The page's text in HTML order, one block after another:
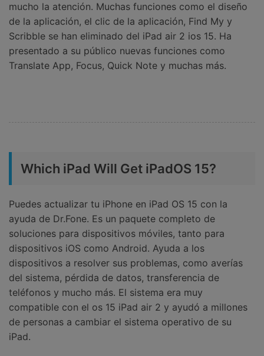
mucho la atención. Muchas funciones como el diseño
de la aplicación, el clic de la aplicación, Find My y
Scribble se han eliminado del iPad air 2 ios 15. Ha
presentado a su público nuevas funciones como
Translate App, Focus, Quick Note y muchas más.
Which iPad Will Get iPadOS 15?
Puedes actualizar tu iPhone en iPad OS 15 con la
ayuda de Dr.Fone. Es un paquete completo de
soluciones para dispositivos móviles, tanto para
dispositivos iOS como Android. Ayuda a los
dispositivos a resolver sus problemas, como averías
del sistema, pérdida de datos, transferencia de
teléfonos y mucho más. El sistema era muy
compatible con el os 15 iPad air 2 y ayudó a millones
de personas a cambiar el sistema operativo de su
iPad.